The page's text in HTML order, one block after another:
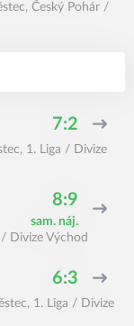
, Český Pohár /
7:2
, 1. Liga / Divize
8:9
sam. náj.
/ Divize Východ
6:3
, 1. Liga / Divize